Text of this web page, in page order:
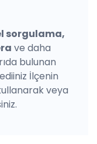
sorgulama,
ve daha
bulunan
İlçenin
veya